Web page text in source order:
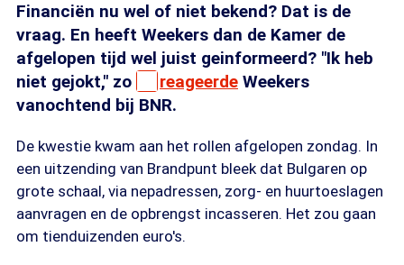
Financiën nu wel of niet bekend? Dat is de
vraag. En heeft Weekers dan de Kamer de
afgelopen tijd wel juist geinformeerd? "Ik heb
niet gejokt," zo
reageerde Weekers
vanochtend bij BNR.
De kwestie kwam aan het rollen afgelopen zondag. In
een uitzending van Brandpunt bleek dat Bulgaren op
grote schaal, via nepadressen, zorg- en huurtoeslagen
aanvragen en de opbrengst incasseren. Het zou gaan
om tienduizenden euro's.